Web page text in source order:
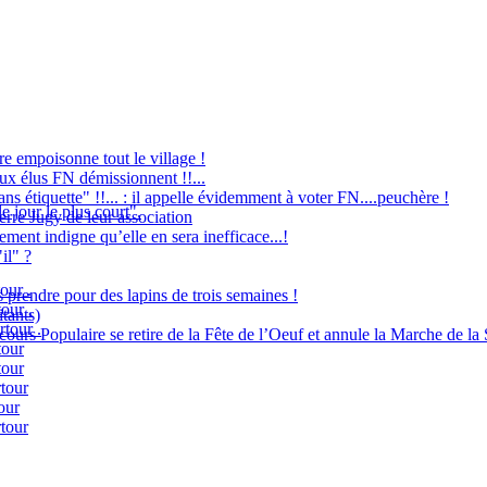
jour le plus court".
.
.
.
empoisonne tout le village !
élus FN démissionnent !!...
étiquette" !!... : il appelle évidemment à voter FN....peuchère !
Jugy de leur association
indigne qu’elle en sera inefficace...!
?
pour des lapins de trois semaines !
Populaire se retire de la Fête de l’Oeuf et annule la Marche de la